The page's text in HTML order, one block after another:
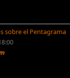
sobre el Pentagrama